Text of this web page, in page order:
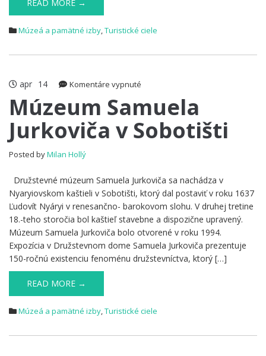
READ MORE →
Múzeá a pamätné izby,Turistické ciele
apr 14 Komentáre vypnuté
Samuela
Jurkoviča
v
Múzeum Samuela
Jurkoviča v Sobotišti
Posted byMilan Hollý
Družstevné múzeum Samuela Jurkoviča sa nachádza v
Nyaryiovskom kaštieli v Sobotišti, ktorý dal postaviť v roku 1637
Ľudovít Nyáryi v renesančno- barokovom slohu. V druhej tretine
18.-teho storočia bol kaštieľ stavebne a dispozične upravený.
Múzeum Samuela Jurkoviča bolo otvorené v roku 1994.
Expozícia v Družstevnom dome Samuela Jurkoviča prezentuje
150-ročnú existenciu fenoménu družstevníctva, ktorý […]
READ MORE →
Múzeá a pamätné izby,Turistické ciele